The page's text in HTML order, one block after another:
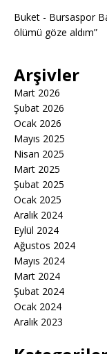
Buket - Bursaspor
ölümü göze aldım”
Arşivler
Mart 2026
Şubat 2026
Ocak 2026
Mayıs 2025
Nisan 2025
Mart 2025
Şubat 2025
Ocak 2025
Aralık 2024
Eylül 2024
Ağustos 2024
Mayıs 2024
Mart 2024
Şubat 2024
Ocak 2024
Aralık 2023